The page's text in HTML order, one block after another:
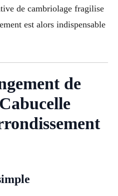
de cambriolage fragilise
est alors indispensable
de